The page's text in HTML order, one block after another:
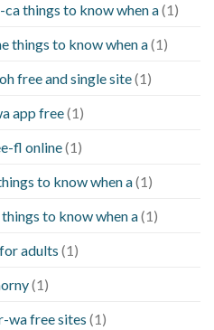
things to know when a(1)
things to know when a(1)
free and single site(1)
app free(1)
fl online(1)
to know when a(1)
to know when a(1)
adults (1)
(1)
wa free sites (1)